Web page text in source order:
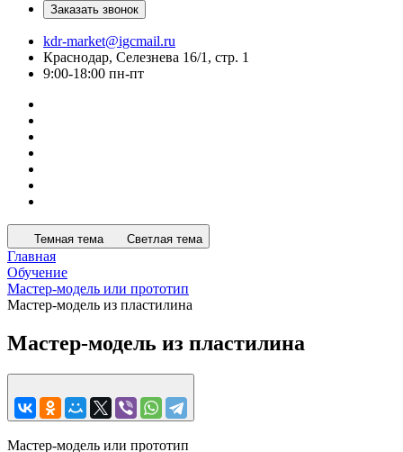
Заказать звонок
kdr-market@igcmail.ru
Краснодар, Селезнева 16/1, стр. 1
9:00-18:00 пн-пт
Темная тема Светлая тема
Главная
Обучение
Мастер-модель или прототип
Мастер-модель из пластилина
Мастер-модель из пластилина
Мастер-модель или прототип